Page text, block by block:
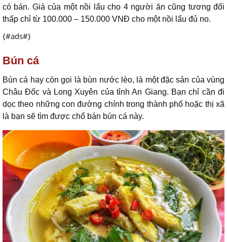
có bán. Giá của một nồi lẩu cho 4 người ăn cũng tương đối
thấp chỉ từ 100.000 – 150.000 VNĐ cho một nồi lẩu đủ no.
{#ads#}
Bún cá
Bún cá hay còn gọi là bùn nước lèo, là một đặc sản của vùng
Châu Đốc và Long Xuyên của tỉnh An Giang. Bạn chỉ cần đi
dọc theo những con đường chính trong thành phố hoặc thị xã
là bạn sẽ tìm được chổ bán bún cá này.